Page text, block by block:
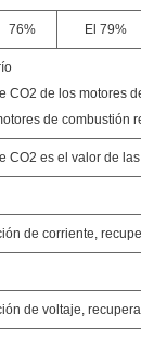
76% El 79%
CO2 de los motores
de combustión
CO2 es el valor de
de corriente,
de voltaje,